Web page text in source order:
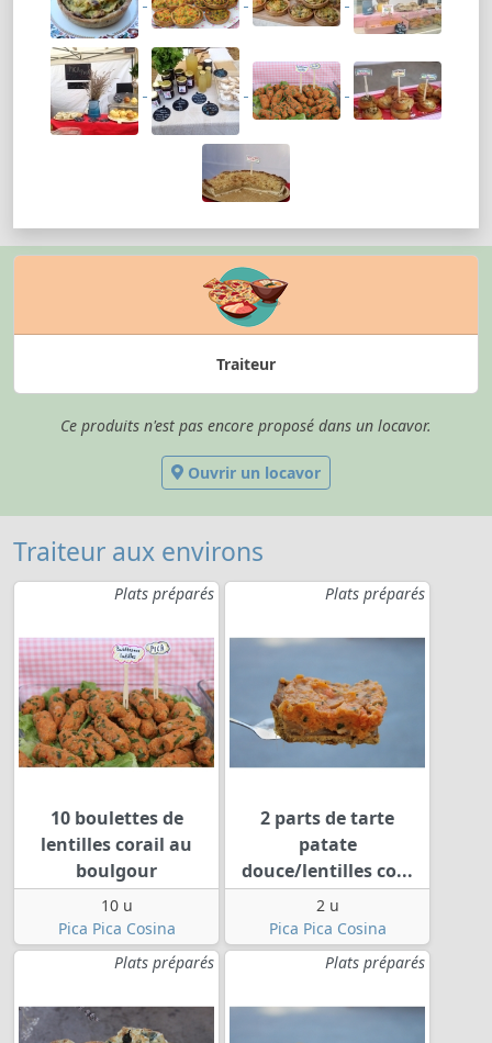
Traiteur
Ce produits n'est pas encore proposé dans un locavor.
Ouvrir un locavor
Traiteur aux environs
Plats préparés
10 boulettes de
lentilles corail au
boulgour
10 u
Pica Pica Cosina
Plats préparés
2 parts de tarte
patate
douce/lentilles co...
2 u
Pica Pica Cosina
Plats préparés
Plats préparés